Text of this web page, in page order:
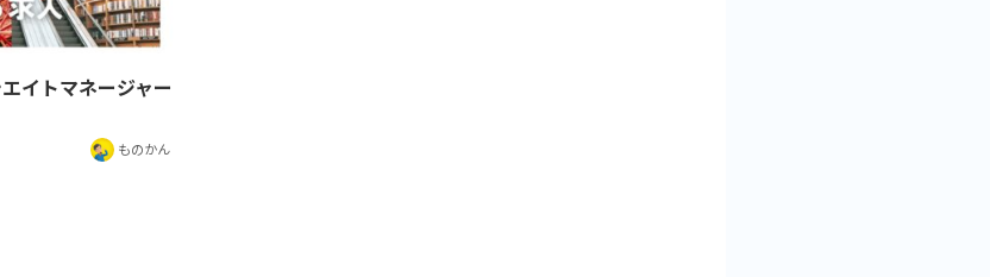
イトマネージャー
ものかん